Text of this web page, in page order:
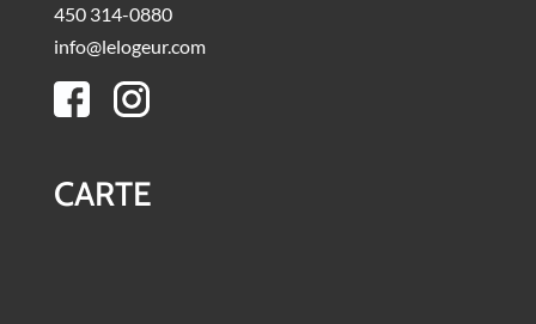
450 314-0880
info@lelogeur.com
CARTE